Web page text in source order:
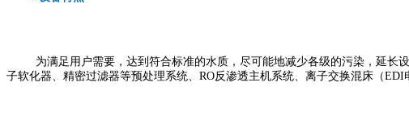
为满足用户需要，达到符合标准的水质，尽可能地减少各级的污染，延
子软化器、精密过滤器等预处理系统、RO反渗透主机系统、离子交换混床（EDI